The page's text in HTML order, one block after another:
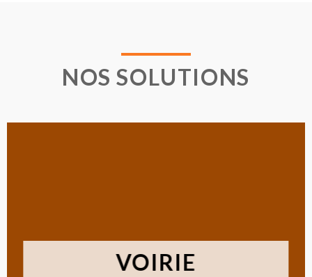
NOS SOLUTIONS
VOIRIE